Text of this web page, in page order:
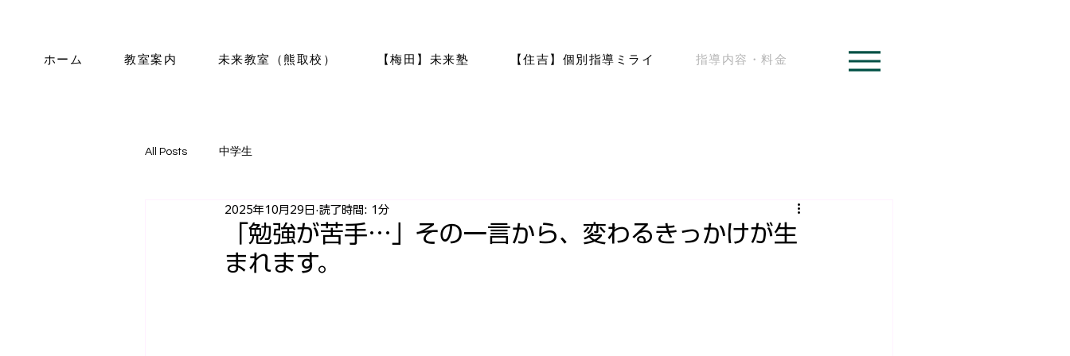
ホーム 教室案内 未来教室（熊取校） 【梅田】未来塾 【住吉】個別指導ミライ 指導内容・料金
All Posts 中学生
「勉強が苦手…」その一言から、変わるきっかけが生
まれます。
2025年10月29日 読了時間: 1分